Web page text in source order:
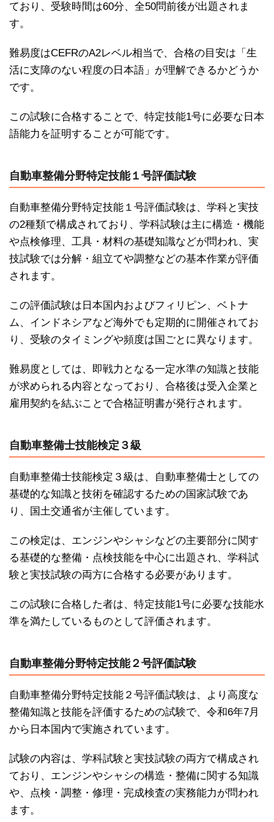
ており、受験時間は60分、全50問前後が出題されま
す。
難易度はCEFRのA2レベル相当で、合格の目安は「生
活に支障のない程度の日本語」が理解できるかどうか
です。
この試験に合格することで、特定技能1号に必要な日本
語能力を証明することが可能です。
自動車整備分野特定技能１号評価試験
自動車整備分野特定技能１号評価試験は、学科と実技
の2種類で構成されており、学科試験は主に構造・機能
や点検修理、工具・材料の基礎知識などが問われ、実
技試験では分解・組立てや調整などの基本作業が評価
されます。
この評価試験は日本国内およびフィリピン、ベトナ
ム、インドネシアなど海外でも定期的に開催されてお
り、受験のタイミングや頻度は国ごとに異なります。
難易度としては、即戦力となる一定水準の知識と技能
が求められる内容となっており、合格後は受入企業と
雇用契約を結ぶことで合格証明書が発行されます。
自動車整備士技能検定３級
自動車整備士技能検定３級は、自動車整備士としての
基礎的な知識と技術を確認するための国家試験であ
り、国土交通省が主催しています。
この検定は、エンジンやシャシなどの主要部分に関す
る基礎的な整備・点検技能を中心に出題され、学科試
験と実技試験の両方に合格する必要があります。
この試験に合格した者は、特定技能1号に必要な技能水
準を満たしているものとして評価されます。
自動車整備分野特定技能２号評価試験
自動車整備分野特定技能２号評価試験は、より高度な
整備知識と技能を評価するための試験で、令和6年7月
から日本国内で実施されています。
試験の内容は、学科試験と実技試験の両方で構成され
ており、エンジンやシャシの構造・整備に関する知識
や、点検・調整・修理・完成検査の実務能力が問われ
ます。